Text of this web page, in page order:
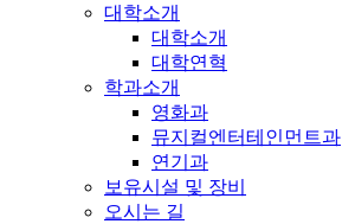
대학소개
대학소개
대학연혁
학과소개
영화과
뮤지컬엔터테인먼트과
연기과
보유시설 및 장비
오시는 길